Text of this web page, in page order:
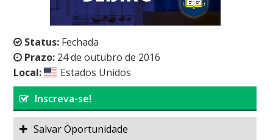
Status: Fechada
Prazo: 24 de outubro de 2016
Local:
Estados Unidos
Inscreva-se!
Salvar Oportunidade